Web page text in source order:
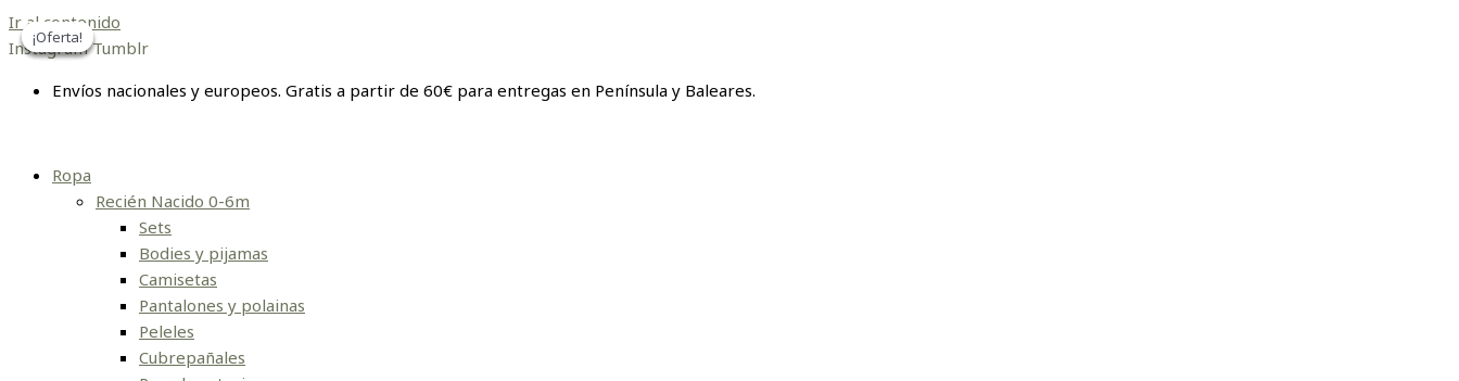
Ir al contenido
Instagram Tumblr
Envíos nacionales y europeos. Gratis a partir de 60€ para entregas en Península y Baleares.
Ropa
Recién Nacido 0-6m
Sets
Bodies y pijamas
Camisetas
Pantalones y polainas
Peleles
Cubrepañales
¡Oferta!
¡Oferta!
¡Oferta!
¡Oferta!